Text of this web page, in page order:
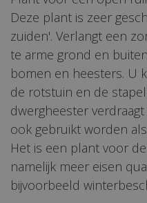
Deze plant is zeer
zuiden'. Verlangt een
te arme grond en
bomen en heesters. U
de rotstuin en de
dwergheester
ook gebruikt worden
Het is een plant voor
namelijk meer eisen
bijvoorbeeld